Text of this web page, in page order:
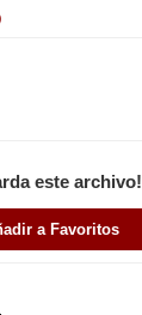
este archivo!
a Favoritos